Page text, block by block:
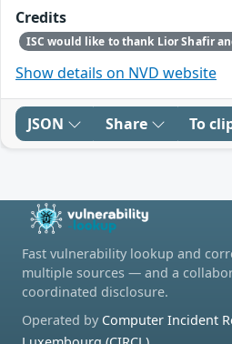
Credits
Show details on NVD website
JSON Share To
Fast vulnerability lookup and
multiple sources — and a
coordinated disclosure.
Operated by Computer Incident